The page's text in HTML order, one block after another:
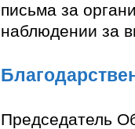
письма за
наблюдении за
Председатель